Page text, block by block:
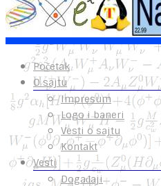
Početak
O sajtu
Impresum
Logo i baneri
Vesti o sajtu
Kontakt
Vesti
Događaji